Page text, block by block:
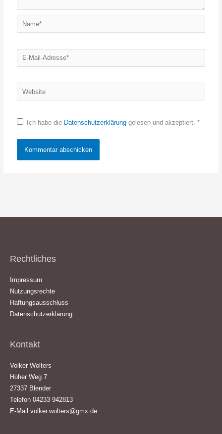
Name*
E-
Mail-
Website
Ich habe die Datenschutzerklärunggelesen und akzeptiert. *
Rechtliches
Impressum
Nutzungsrechte
Haftungsausschluss
Datenschutzerklärung
Kontakt
Volker Wolters
Hoher Weg 7
27337 Blender
Telefon 04233 942813
E-Mail volker.wolters@gmx.de